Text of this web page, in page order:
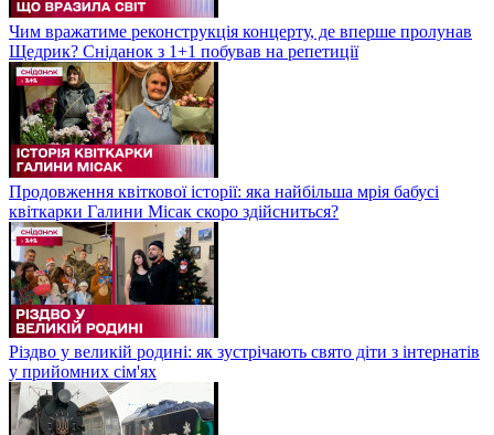
Чим вражатиме реконструкція концерту, де вперше пролунав
Щедрик? Сніданок з 1+1 побував на репетиції
Продовження квіткової історії: яка найбільша мрія бабусі
квіткарки Галини Місак скоро здійсниться?
Різдво у великій родині: як зустрічають свято діти з інтернатів
у прийомних сім'ях